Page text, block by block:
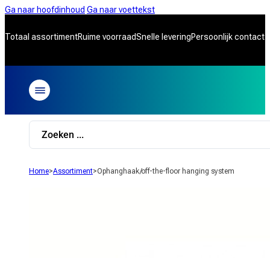
Ga naar hoofdinhoud Ga naar voettekst
Totaal assortimentRuime voorraadSnelle leveringPersoonlijk contact
Search
Home>Assortiment>Ophanghaak/off-the-floor hanging system